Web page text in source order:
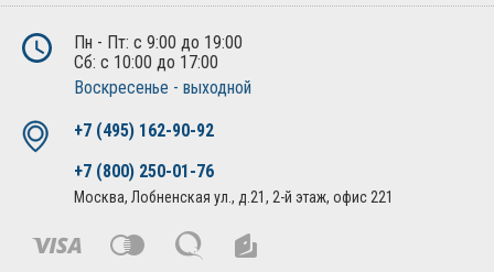
Пн - Пт: с 9:00 до 19:00
Сб: с 10:00 до 17:00
Воскресенье - выходной
+7 (495) 162-90-92
+7 (800) 250-01-76
Москва, Лобненская ул., д.21, 2-й этаж, офис 221